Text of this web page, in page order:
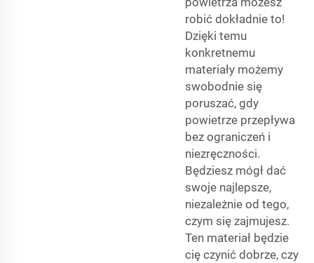
robić dokładnie to!
Dzięki temu
konkretnemu
materiały możemy
swobodnie się
poruszać, gdy
powietrze przepływa
bez ograniczeń i
niezręczności.
Będziesz mógł dać
swoje najlepsze,
niezależnie od tego,
czym się zajmujesz.
Ten materiał będzie
cię czynić dobrze, czy